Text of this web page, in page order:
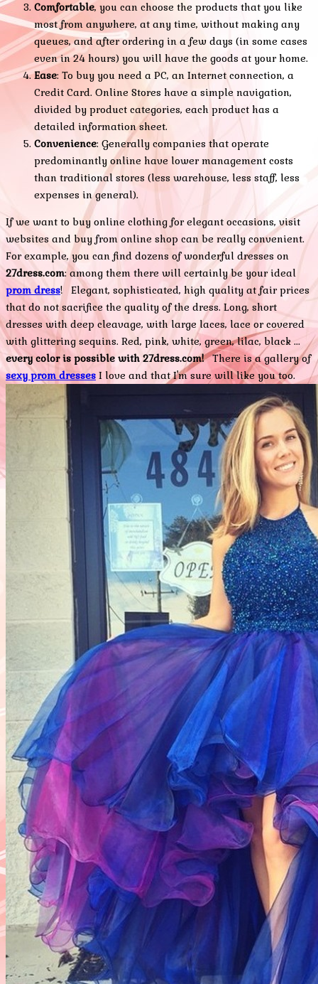
Comfortable, you can choose the products that you like
most from anywhere, at any time, without making any
queues, and after ordering in a few days (in some cases
even in 24 hours) you will have the goods at your home.
Ease: To buy you need a PC, an Internet connection, a
Credit Card. Online Stores have a simple navigation,
divided by product categories, each product has a
detailed information sheet.
Convenience: Generally companies that operate
predominantly online have lower management costs
than traditional stores (less warehouse, less staff, less
expenses in general).
If we want to buy online clothing for elegant occasions, visit
websites and buy from online shop can be really convenient.
For example, you can find dozens of wonderful dresses on
27dress.com: among them there will certainly be your ideal
prom dress! Elegant, sophisticated, high quality at fair prices
that do not sacrifice the quality of the dress. Long, short
dresses with deep cleavage, with large laces, lace or covered
with glittering sequins. Red, pink, white, green, lilac, black ...
every color is possible with 27dress.com!There is a gallery of
sexy prom dresses I love and that I'm sure will like you too.